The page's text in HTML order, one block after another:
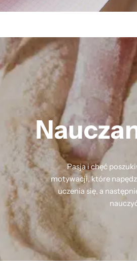
Pasja i chęć
motywacji, które
uczenia się, a